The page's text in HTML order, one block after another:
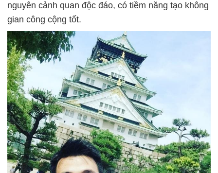
nguyên cảnh quan độc đáo, có tiềm năng tạo không
gian công cộng tốt.